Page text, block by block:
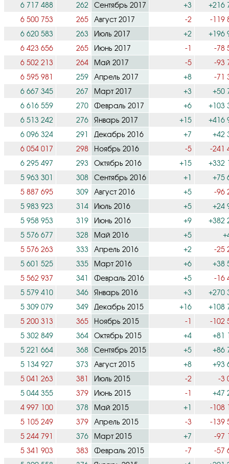
6 717 488
262 Сентябрь 2017 +3
+216
6 500 753
265 Август 2017 -2
-119
6 620 583
263 Июль 2017 +2
+196
6 423 656
265 Июнь 2017 -1
-78
6 502 213
264 Май 2017 -5
-93
6 595 981
259 Апрель 2017 +8
-71
6 667 345
267 Март 2017 +3
+50
6 616 559
270 Февраль 2017 +6
+103
6 513 242
276 Январь 2017 +15
+416
6 096 324
291 Декабрь 2016 +7
+42
6 054 017
298 Ноябрь 2016 -5
-241
6 295 497
293 Октябрь 2016 +15
+332
5 963 301
308 Сентябрь 2016 +1
+75
5 887 695
309 Август 2016 +5
-96
5 983 923
314 Июль 2016 +5
+24
5 958 953
319 Июнь 2016 +9
+382
5 576 677
328 Май 2016 +5
5 576 263
333 Апрель 2016 +2
-25
5 601 525
335 Март 2016 +6
+38
5 562 937
341 Февраль 2016 +5
-16
5 579 410
346 Январь 2016 +3
+270
5 309 079
349 Декабрь 2015 +16
+108
5 200 313
365 Ноябрь 2015 -1
-102
5 302 849
364 Октябрь 2015 +4
+81
5 221 664
368 Сентябрь 2015 +5
+86
5 134 927
373 Август 2015 +8
+93
5 041 263
381 Июль 2015 -2
-3
5 044 355
379 Июнь 2015 -1
+47
4 997 100
378 Май 2015 +1
-108
5 105 249
379 Апрель 2015 -3
-139
5 244 791
376 Март 2015 +7
-97
5 341 903
383 Февраль 2015 -7
-57